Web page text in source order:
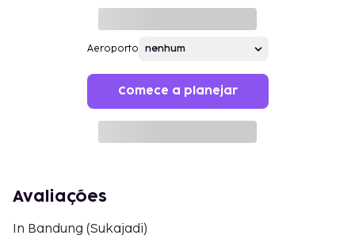
Aeroporto
Comece a planejar
Avaliações
In Bandung (Sukajadi)